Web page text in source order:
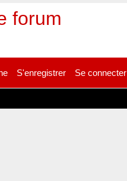
forum
S'enregistrer Se connecter